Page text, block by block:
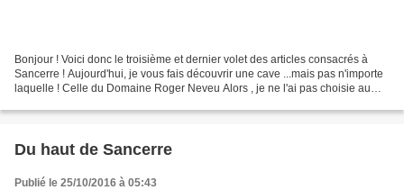
Bonjour ! Voici donc le troisième et dernier volet des articles consacrés à
Sancerre ! Aujourd'hui, je vous fais découvrir une cave ...mais pas n'importe
laquelle ! Celle du Domaine Roger Neveu Alors , je ne l'ai pas choisie au
Du haut de Sancerre
Publié le 25/10/2016 à 05:43